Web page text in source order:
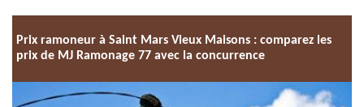
Prix ramoneur à Saint Mars Vieux Maisons : comparez les
prix de MJ Ramonage 77 avec la concurrence